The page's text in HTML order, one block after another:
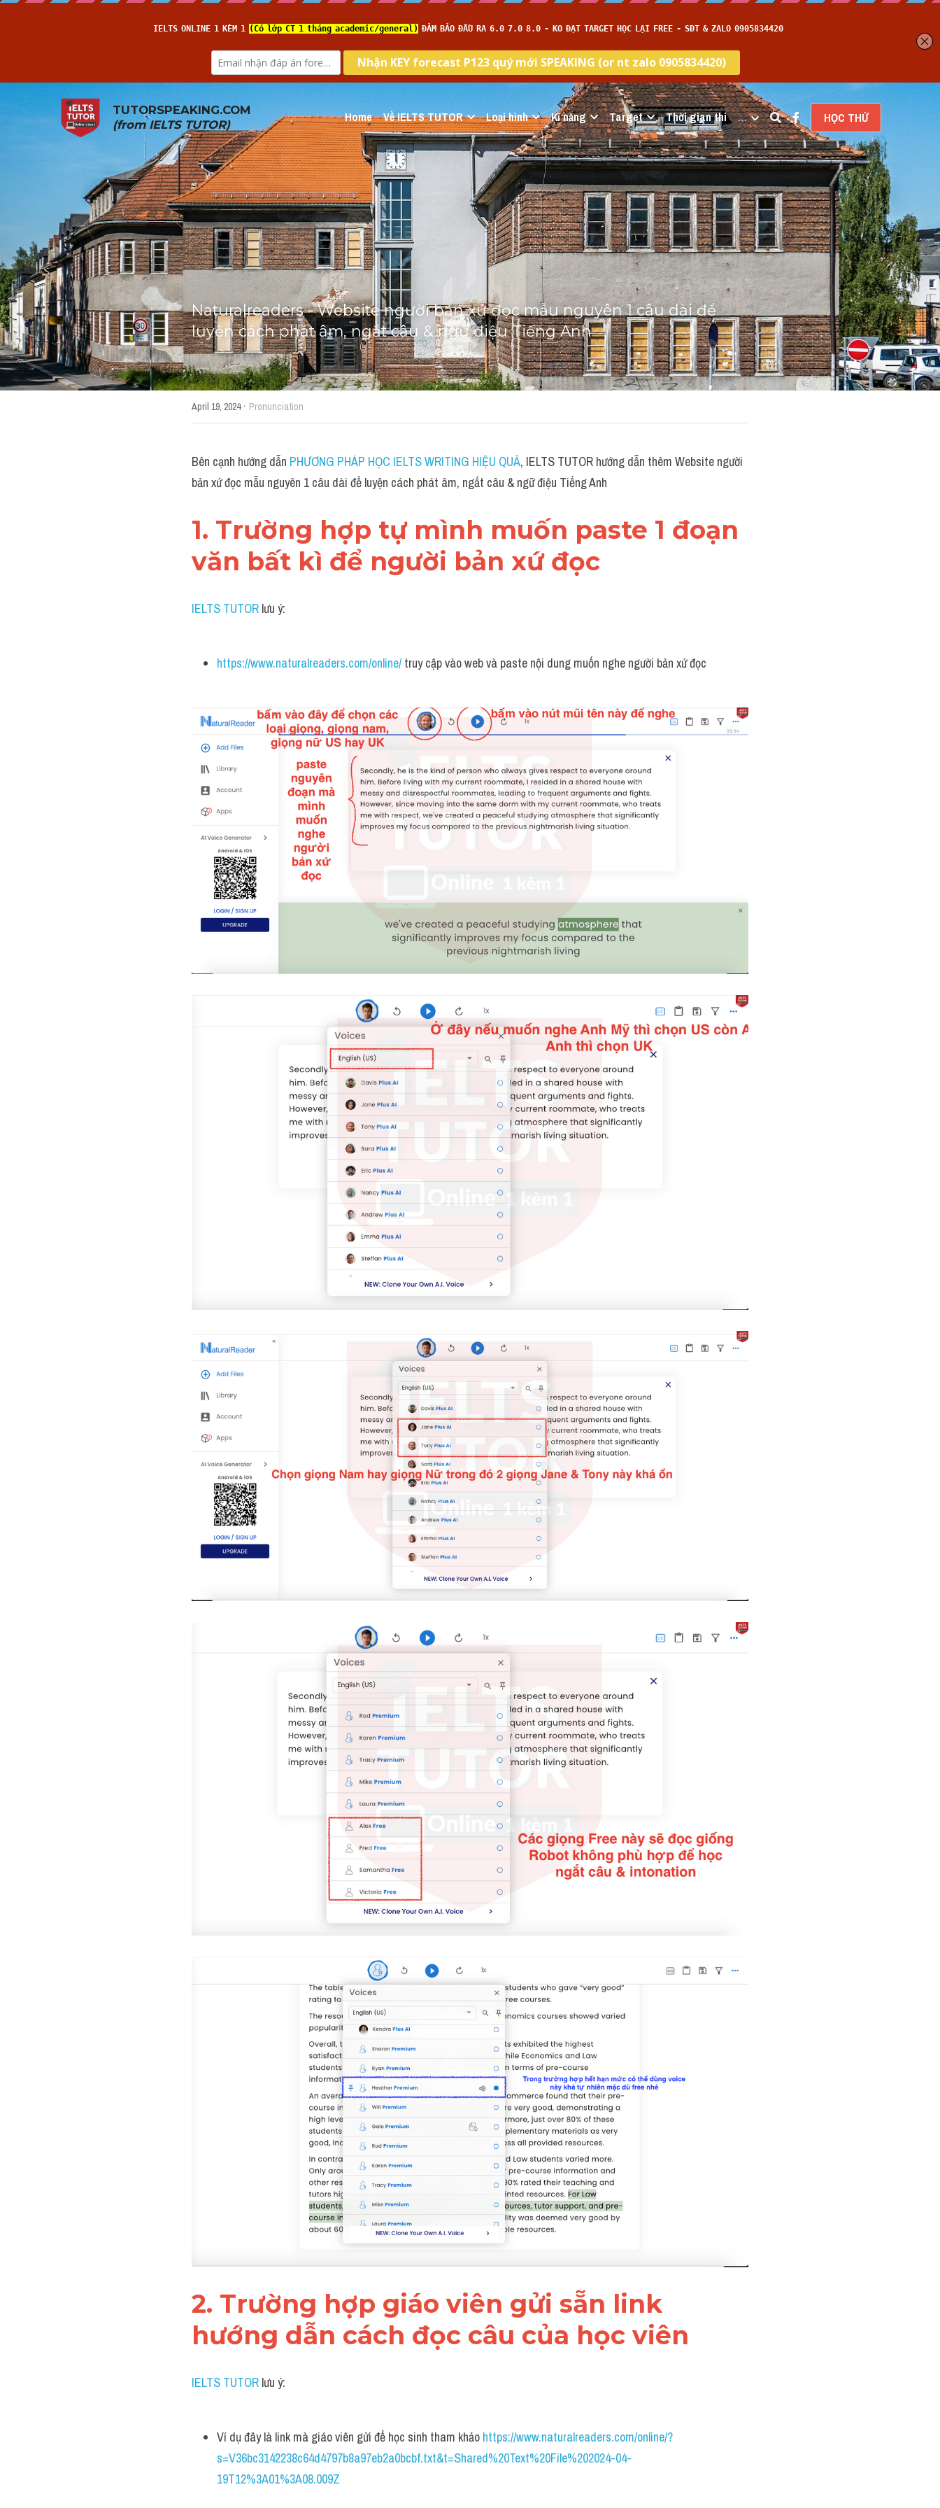
TUTORSPEAKING.COM
(from IELTS TUTOR) Home Về IELTS TUTOR Loại hình Kĩ năng Target Thời gian thi … HỌC THỬ
Naturalreaders - Website người bản xứ đọc mẫu nguyên 1 câu dài để
luyện cách phát âm, ngắt câu & ngữ điệu Tiếng Anh
April 19, 2024· Pronunciation
Bên cạnh hướng dẫn PHƯƠNG PHÁP HỌC IELTS WRITING HIỆU QUẢ, IELTS TUTOR hướng dẫn thêm Website người
bản xứ đọc mẫu nguyên 1 câu dài để luyện cách phát âm, ngắt câu & ngữ điệu Tiếng Anh
1. Trường hợp tự mình muốn paste 1 đoạn
văn bất kì để người bản xứ đọc
IELTS TUTOR lưu ý:
https://www.naturalreaders.com/online/ truy cập vào web và paste nội dung muốn nghe người bản xứ đọc
2. Trường hợp giáo viên gửi sẵn link
hướng dẫn cách đọc câu của học viên
IELTS TUTOR lưu ý:
Ví dụ đây là link mà giáo viên gửi để học sinh tham khảo https://www.naturalreaders.com/online/?
s=V36bc3142238c64d4797b8a97eb2a0bcbf.txt&t=Shared%20Text%20File%202024-04-
19T12%3A01%3A08.009Z